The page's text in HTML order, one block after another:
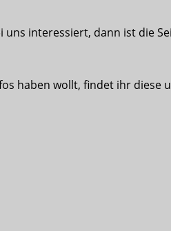
uns interessiert, dann ist die
haben wollt, findet ihr diese